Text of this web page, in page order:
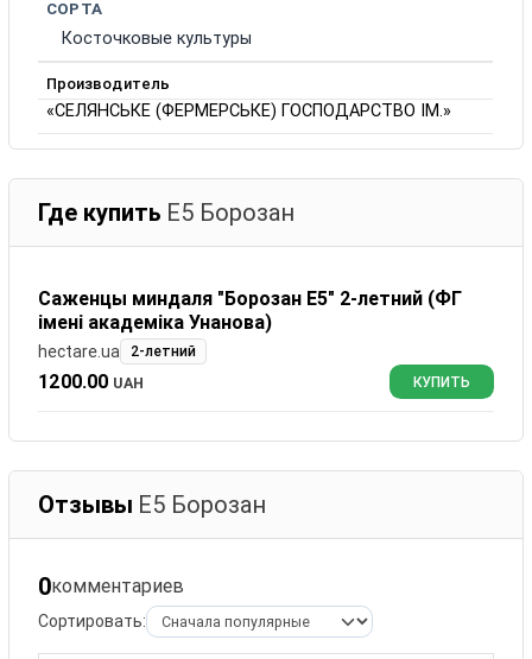
СОРТА
Косточковые культуры
Производитель
«СЕЛЯНСЬКЕ (ФЕРМЕРСЬКЕ) ГОСПОДАРСТВО ІМ.»
Где купить Е5 Борозан
Саженцы миндаля "Борозан Е5" 2-летний (ФГ
імені академіка Унанова)
hectare.ua 2-летний
1200.00 UAH КУПИТЬ
Отзывы Е5 Борозан
0комментариев
Сортировать: